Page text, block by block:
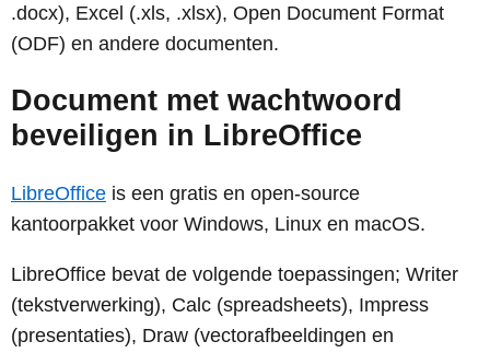
.docx), Excel (.xls, .xlsx), Open Document Format
(ODF) en andere documenten.
Document met wachtwoord
beveiligen in LibreOffice
LibreOffice is een gratis en open-source
kantoorpakket voor Windows, Linux en macOS.
LibreOffice bevat de volgende toepassingen; Writer
(tekstverwerking), Calc (spreadsheets), Impress
(presentaties), Draw (vectorafbeeldingen en